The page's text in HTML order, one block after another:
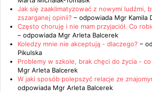
Jak się zaaklimatyzować z nowymi ludźmi,
zszarganej opinii? – odpowiada Mgr Kamila
Często choruję i nie mam przyjaciół. Co
– odpowiada Mgr Arleta Balcerek
Koledzy mnie nie akceptują - dlaczego? –
Pikulska
Problemy w szkole, brak chęci do życia -
Mgr Arleta Balcerek
W jaki sposób polepszyć relacje ze
odpowiada Mgr Arleta Balcerek